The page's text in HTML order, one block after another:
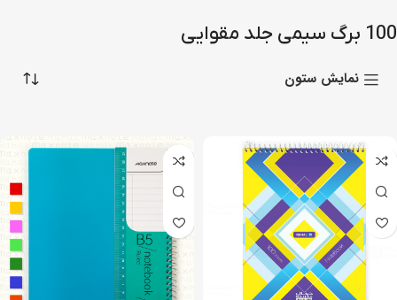
100 برگ سیمی جلد مقوایی
نمایش ستون